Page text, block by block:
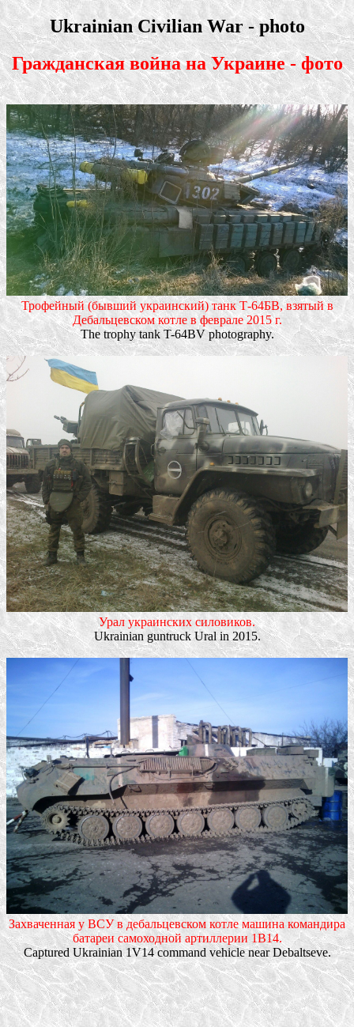
Ukrainian Civilian War - photo
Гражданская война на Украине - фото
Трофейный (бывший украинский) танк Т-64БВ, взятый в
Дебальцевском котле в феврале 2015 г.
The trophy tank T-64BV photography.
Урал украинских силовиков.
Ukrainian guntruck Ural in 2015.
Захваченная у ВСУ в дебальцевском котле машина командира
батареи самоходной артиллерии 1В14.
Captured Ukrainian 1V14 command vehicle near Debaltseve.